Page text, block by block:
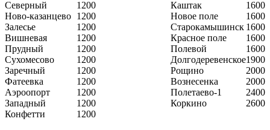
Северный 1200 Каштак
1600
Ново-казанцево 1200 Новое поле
1600
Залесье
1200 Старокамышинск 1600
Вишневая
1200 Красное поле
1600
Прудный
1200 Полевой
1600
Сухомесово
1200 Долгодеревенское1900
Заречный
1200 Рощино
2000
Фатеевка
1200 Вознесенка
2000
Аэроопорт
1200 Полетаево-1
2400
Западный
1200 Коркино
2600
Конфетти
1200